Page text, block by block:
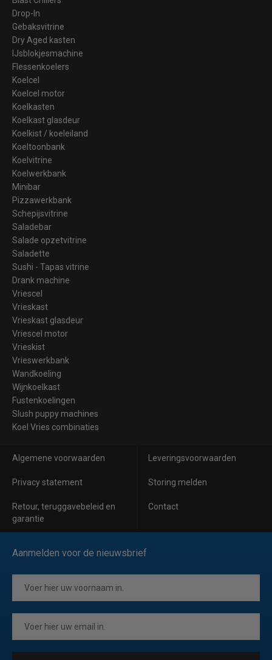
Drop-In
Gebaksvitrine
Dry Aged kasten
IJsblokjesmachine
Flessenkoelers
Koelcel
Koelcel motor
Koelkasten
Koelkast glasdeur
Koelkist / koeleiland
Koeltoonbank
Koelvitrine
Koelwerkbank
Minibar
Pizzawerkbank
Schepijsvitrine
Saladebar
Salade opzetvitrine
Saladette
Sushi - Tapas vitrine
Drank machine
Vriescel
Vrieskast
Vrieskast glasdeur
Vriescel motor
Vrieskist
Vrieswerkbank
Wandkoeling
Wijnkoelkast
Fustenkoelingen
Slush puppy machines
Koel Vries combinaties
Algemene voorwaarden Leveringsvoorwaarden
Privacy statement Storing melden
Retour, teruggavebeleid en
garantie
Contact
Aanmelden voor de nieuwsbrief